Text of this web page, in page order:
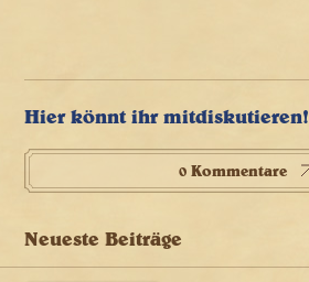
Hier könnt ihr mitdiskutieren!
0 Kommentare
Neueste Beiträge